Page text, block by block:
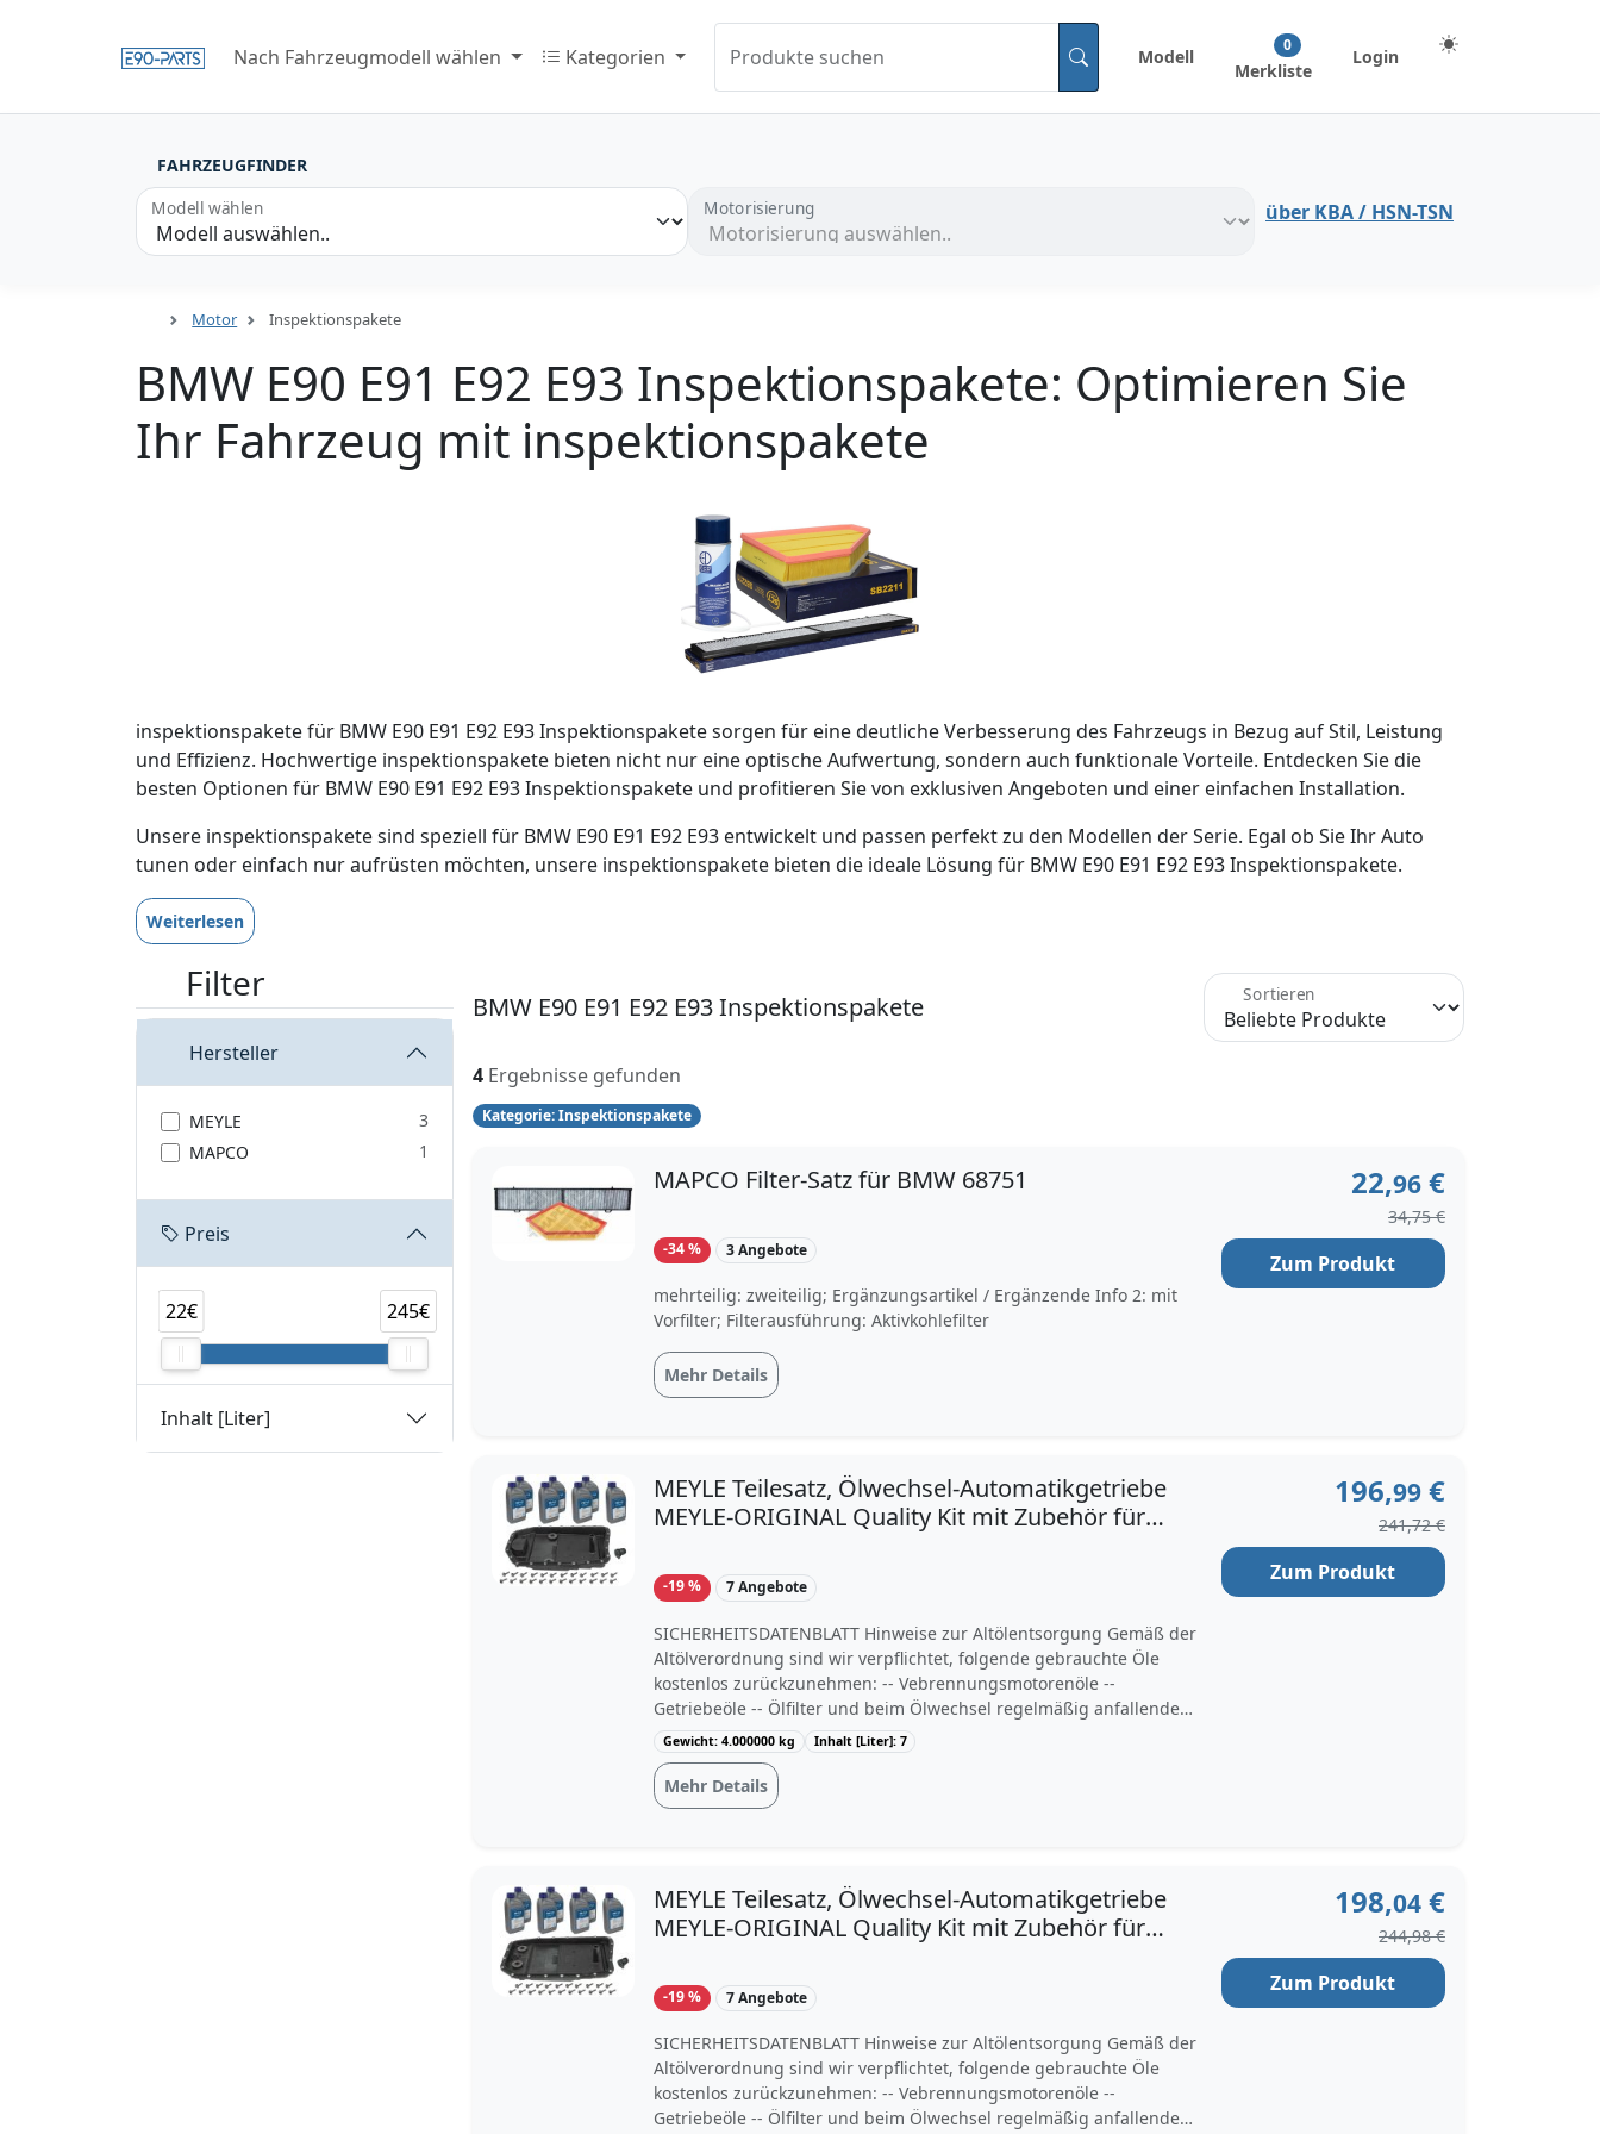
Modell
0
Merkliste
Login
Nach Fahrzeugmodell wählen Kategorien Produkte suchen
FAHRZEUGFINDER
Modell wählen Motorisierung über KBA / HSN-TSN
Motor Inspektionspakete
BMW E90 E91 E92 E93 Inspektionspakete: Optimieren Sie
Ihr Fahrzeug mit inspektionspakete
inspektionspakete für BMW E90 E91 E92 E93 Inspektionspakete sorgen für eine deutliche Verbesserung des Fahrzeugs in Bezug auf Stil, Leistung
und Effizienz. Hochwertige inspektionspakete bieten nicht nur eine optische Aufwertung, sondern auch funktionale Vorteile. Entdecken Sie die
besten Optionen für BMW E90 E91 E92 E93 Inspektionspakete und profitieren Sie von exklusiven Angeboten und einer einfachen Installation.
Unsere inspektionspakete sind speziell für BMW E90 E91 E92 E93 entwickelt und passen perfekt zu den Modellen der Serie. Egal ob Sie Ihr Auto
tunen oder einfach nur aufrüsten möchten, unsere inspektionspakete bieten die ideale Lösung für BMW E90 E91 E92 E93 Inspektionspakete.
Weiterlesen
Filter
Hersteller
MEYLE
3
MAPCO
1
Preis
22€ 245€
Inhalt [Liter]
BMW E90 E91 E92 E93 Inspektionspakete Sortieren
4 Ergebnisse gefunden
Kategorie: Inspektionspakete
MAPCO Filter-Satz für BMW 68751
-34 % 3 Angebote
mehrteilig: zweiteilig; Ergänzungsartikel / Ergänzende Info 2: mit
Vorfilter; Filterausführung: Aktivkohlefilter
Mehr Details
22,96€
34,75 €
Zum Produkt
MEYLE Teilesatz, Ölwechsel-Automatikgetriebe
MEYLE-ORIGINAL Quality Kit mit Zubehör für
-19 % 7 Angebote
SICHERHEITSDATENBLATT Hinweise zur Altölentsorgung Gemäß der
Altölverordnung sind wir verpflichtet, folgende gebrauchte Öle
kostenlos zurückzunehmen: -- Vebrennungsmotorenöle --
Getriebeöle -- Ölfilter und beim Ölwechsel regelmäßig anfallende
ölhaltige Abfälle. Sie können das Altöl in der Menge bei uns
zurückgeben, welche der bei uns gekauften Menge entspricht.
Unsere Annahmestelle ist: Regner&Zamec Motointegrator.de –
Altölannahme Weinberg 93a 42109 Wuppertal Deutschland Sie
Altölannahmestellen finden Sie auch im Internet oder in der
örtlichen Presse. Bitte beachten Sie, dass für Altöl besondere
Transportbedingungen gelten und dieses als Gefahrgut
Gewicht: 4.000000 kg Inhalt [Liter]: 7
Mehr Details
196,99€
241,72 €
Zum Produkt
MEYLE Teilesatz, Ölwechsel-Automatikgetriebe
MEYLE-ORIGINAL Quality Kit mit Zubehör für
24152333903 2333903 300 135 1005
-19 % 7 Angebote
SICHERHEITSDATENBLATT Hinweise zur Altölentsorgung Gemäß der
Altölverordnung sind wir verpflichtet, folgende gebrauchte Öle
kostenlos zurückzunehmen: -- Vebrennungsmotorenöle --
Getriebeöle -- Ölfilter und beim Ölwechsel regelmäßig anfallende
198,04€
244,98 €
Zum Produkt